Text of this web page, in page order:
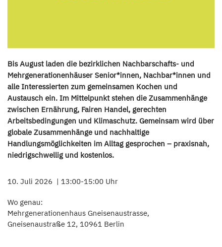
Bis August laden die bezirklichen Nachbarschafts- und
Mehrgenerationenhäuser Senior*innen, Nachbar*innen und
alle Interessierten zum gemeinsamen Kochen und
Austausch ein. Im Mittelpunkt stehen die Zusammenhänge
zwischen Ernährung, Fairen Handel, gerechten
Arbeitsbedingungen und Klimaschutz. Gemeinsam wird über
globale Zusammenhänge und nachhaltige
Handlungsmöglichkeiten im Alltag gesprochen – praxisnah,
niedrigschwellig und kostenlos.
10. Juli 2026 13:00-15:00 Uhr
Wo genau:
Mehrgenerationenhaus Gneisenaustrasse,
Gneisenaustraße 12, 10961 Berlin